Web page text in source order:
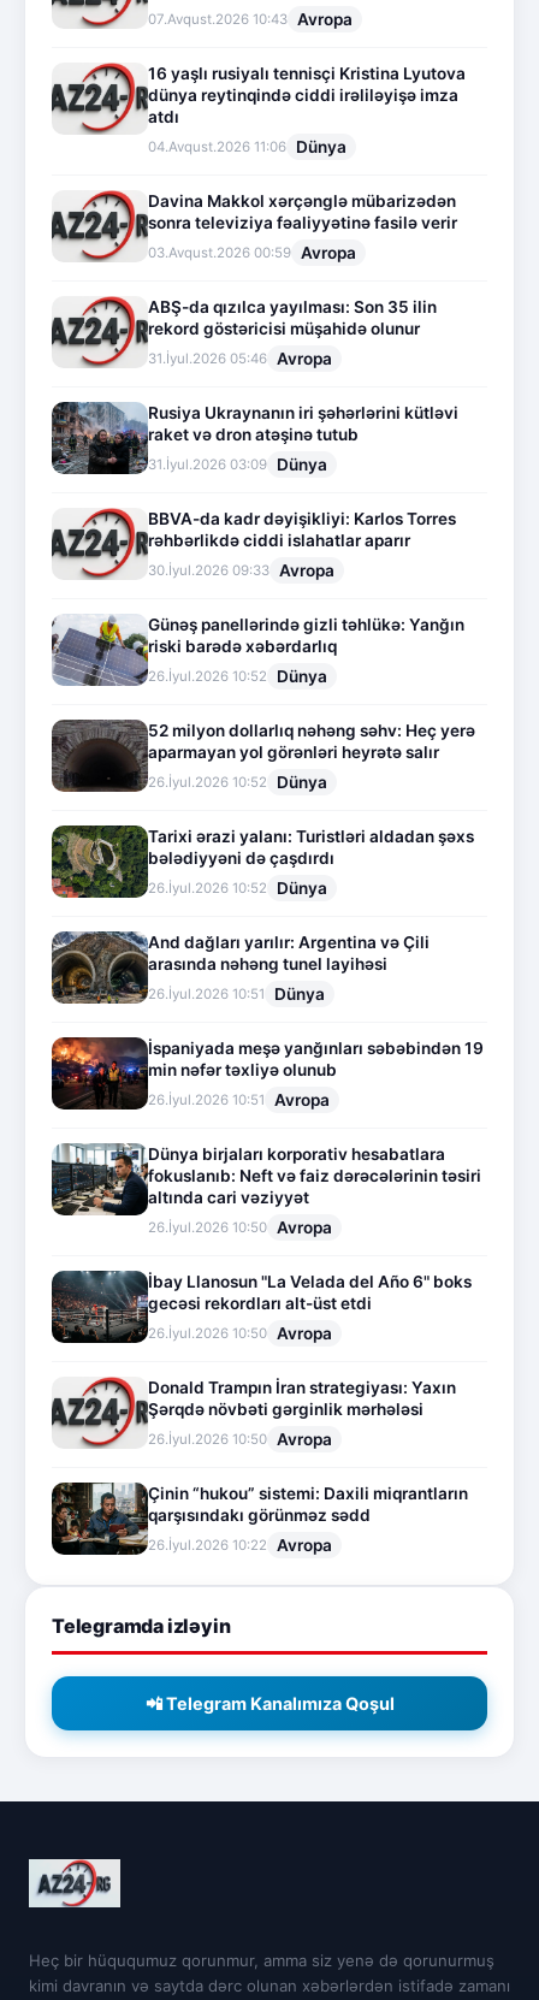
07.Avqust.2026 10:43 Avropa
16 yaşlı rusiyalı tennisçi Kristina Lyutova
dünya reytinqində ciddi irəliləyişə imza
atdı
04.Avqust.2026 11:06 Dünya
Davina Makkol xərçənglə mübarizədən
sonra televiziya fəaliyyətinə fasilə verir
03.Avqust.2026 00:59 Avropa
ABŞ-da qızılca yayılması: Son 35 ilin
rekord göstəricisi müşahidə olunur
31.İyul.2026 05:46 Avropa
Rusiya Ukraynanın iri şəhərlərini kütləvi
raket və dron atəşinə tutub
31.İyul.2026 03:09 Dünya
BBVA-da kadr dəyişikliyi: Karlos Torres
rəhbərlikdə ciddi islahatlar aparır
30.İyul.2026 09:33 Avropa
Günəş panellərində gizli təhlükə: Yanğın
riski barədə xəbərdarlıq
26.İyul.2026 10:52 Dünya
52 milyon dollarlıq nəhəng səhv: Heç yerə
aparmayan yol görənləri heyrətə salır
26.İyul.2026 10:52 Dünya
Tarixi ərazi yalanı: Turistləri aldadan şəxs
bələdiyyəni də çaşdırdı
26.İyul.2026 10:52 Dünya
And dağları yarılır: Argentina və Çili
arasında nəhəng tunel layihəsi
26.İyul.2026 10:51 Dünya
İspaniyada meşə yanğınları səbəbindən 19
min nəfər təxliyə olunub
26.İyul.2026 10:51 Avropa
Dünya birjaları korporativ hesabatlara
fokuslanıb: Neft və faiz dərəcələrinin təsiri
altında cari vəziyyət
26.İyul.2026 10:50 Avropa
İbay Llanosun "La Velada del Año 6" boks
gecəsi rekordları alt-üst etdi
26.İyul.2026 10:50 Avropa
Donald Trampın İran strategiyası: Yaxın
Şərqdə növbəti gərginlik mərhələsi
26.İyul.2026 10:50 Avropa
Çinin “hukou” sistemi: Daxili miqrantların
qarşısındakı görünməz sədd
26.İyul.2026 10:22 Avropa
Telegramda izləyin
📲 Telegram Kanalımıza Qoşul
Heç bir hüququmuz qorunmur, amma siz yenə də qorunurmuş
kimi davranın və saytda dərc olunan xəbərlərdən istifadə zamanı